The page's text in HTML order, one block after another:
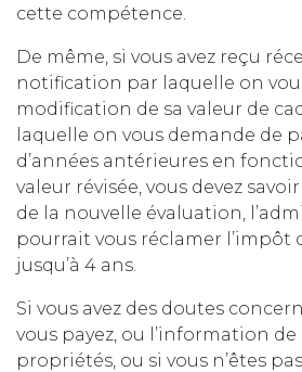
cette compétence.
De même, si vous avez reçu
notification par laquelle on
modification de sa valeur de
laquelle on vous demande de
d’années antérieures en
valeur révisée, vous devez
de la nouvelle évaluation,
pourrait vous réclamer l’impôt
jusqu’à 4 ans.
Si vous avez des doutes
vous payez, ou l’information de
propriétés, ou si vous n’êtes